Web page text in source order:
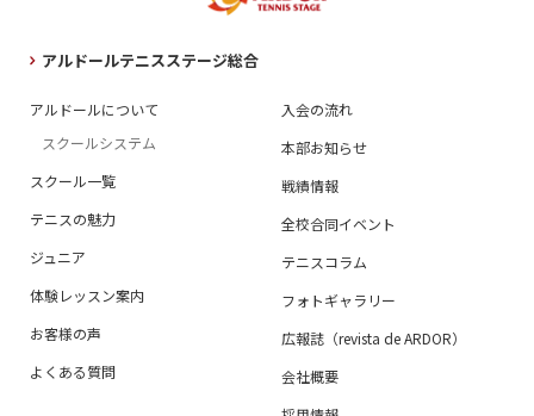
アルドールテニスステージ総合
アルドールについて
スクールシステム
スクール一覧
テニスの魅力
ジュニア
体験レッスン案内
お客様の声
よくある質問
入会の流れ
本部お知らせ
戦績情報
全校合同イベント
テニスコラム
フォトギャラリー
広報誌（revista de ARDOR）
会社概要